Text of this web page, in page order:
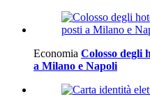
Economia Colosso degli
a Milano e Napoli